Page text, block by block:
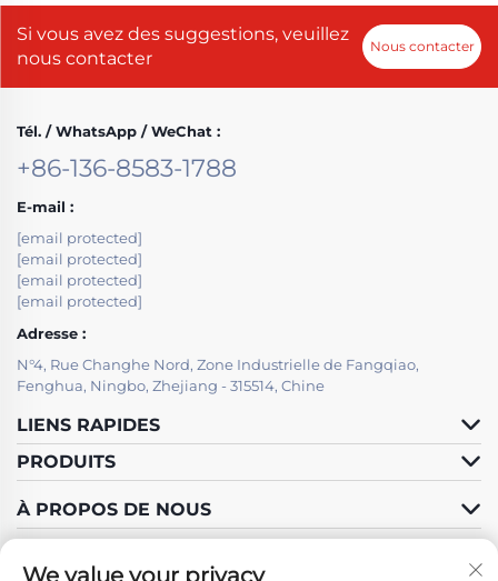
Si vous avez des suggestions, veuillez
nous contacter
Nous contacter
Tél. / WhatsApp / WeChat :
+86-136-8583-1788
E-mail :
[email protected]
[email protected]
[email protected]
[email protected]
Adresse :
N°4, Rue Changhe Nord, Zone Industrielle de Fangqiao,
Fenghua, Ningbo, Zhejiang - 315514, Chine
LIENS RAPIDES
PRODUITS
À PROPOS DE NOUS
We value your privacy